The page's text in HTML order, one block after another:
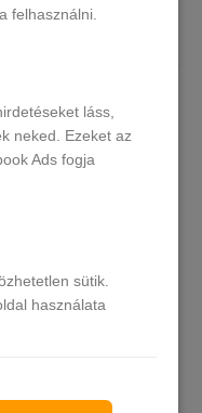
UV/LED Gél Lakk 7.5
Több, mint 20 db raktáron
1.490 Ft
felhasználni.
láss,
neked. Ezeket az
Ads fogja
sütik.
használata